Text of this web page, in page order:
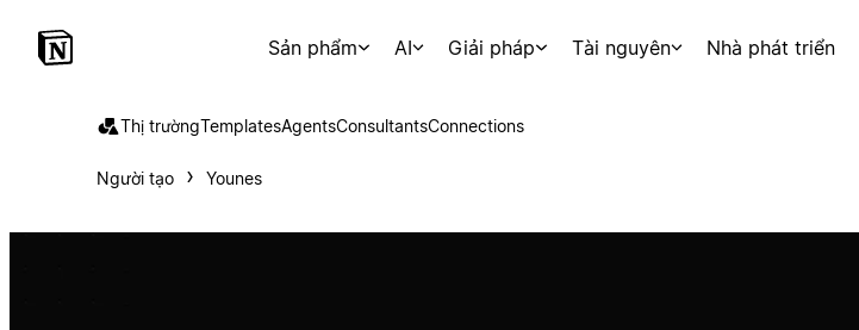
Sản phẩm AI Giải pháp Tài nguyên Nhà phát triển
Thị trườngTemplatesAgentsConsultantsConnections
Người tạo Younes